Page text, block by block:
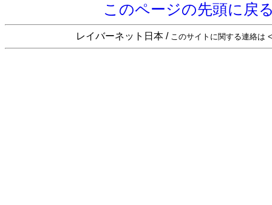
このページの先頭に戻
レイバーネット日本 / このサイトに関する連絡は